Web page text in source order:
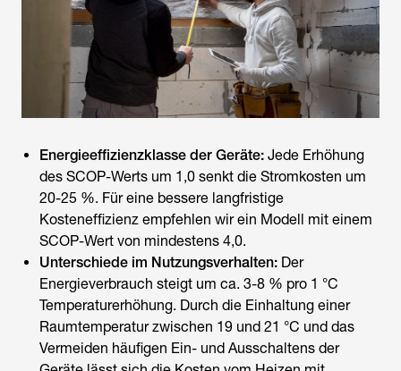
Energieeffizienzklasse der Geräte: Jede Erhöhung
des SCOP-Werts um 1,0 senkt die Stromkosten um
20-25 %. Für eine bessere langfristige
Kosteneffizienz empfehlen wir ein Modell mit einem
SCOP-Wert von mindestens 4,0.
Unterschiede im Nutzungsverhalten: Der
Energieverbrauch steigt um ca. 3-8 % pro 1 °C
Temperaturerhöhung. Durch die Einhaltung einer
Raumtemperatur zwischen 19 und 21 °C und das
Vermeiden häufigen Ein- und Ausschaltens der